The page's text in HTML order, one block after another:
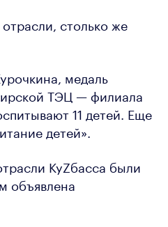
столько же
медаль
ТЭЦ — филиала
11 детей. Еще
детей».
КуZбасса были
объявлена